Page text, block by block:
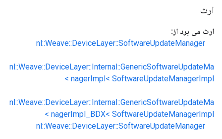
ارث
ارث می برد از:
nl::Weave::DeviceLayer::SoftwareUpdateManager
nl::Weave::DeviceLayer::Internal::GenericSoftwareUpdateMa
nagerImpl< SoftwareUpdateManagerImpl >
nl::Weave::DeviceLayer::Internal::GenericSoftwareUpdateMa
nagerImpl_BDX< SoftwareUpdateManagerImpl >
nl::Weave::DeviceLayer::SoftwareUpdateManager